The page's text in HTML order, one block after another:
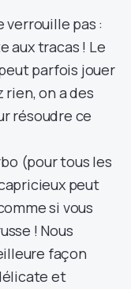
verrouille pas :
aux tracas ! Le
parfois jouer
rien, on a des
résoudre ce
(pour tous les
peut
si vous
! Nous
façon
et